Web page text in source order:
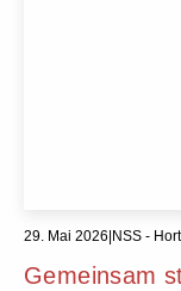
29. Mai 2026 NSS - Hort
Gemeinsam